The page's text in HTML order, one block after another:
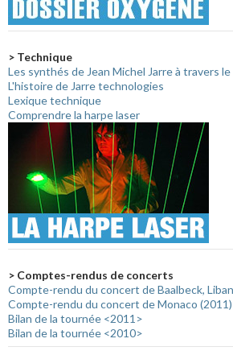
> Technique
Les synthés de Jean Michel Jarre à travers
L'histoire de Jarre technologies
Lexique technique
Comprendre la harpe laser
> Comptes-rendus de concerts
Compte-rendu du concert de Baalbeck,
Compte-rendu du concert de Monaco (2011)
Bilan de la tournée <2011>
Bilan de la tournée <2010>